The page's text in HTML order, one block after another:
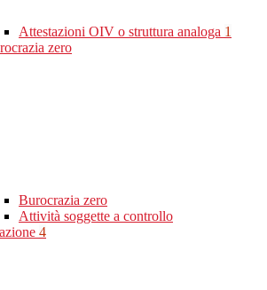
Attestazioni OIV o struttura analoga 1
zero
Burocrazia zero
Attività soggette a controllo
4